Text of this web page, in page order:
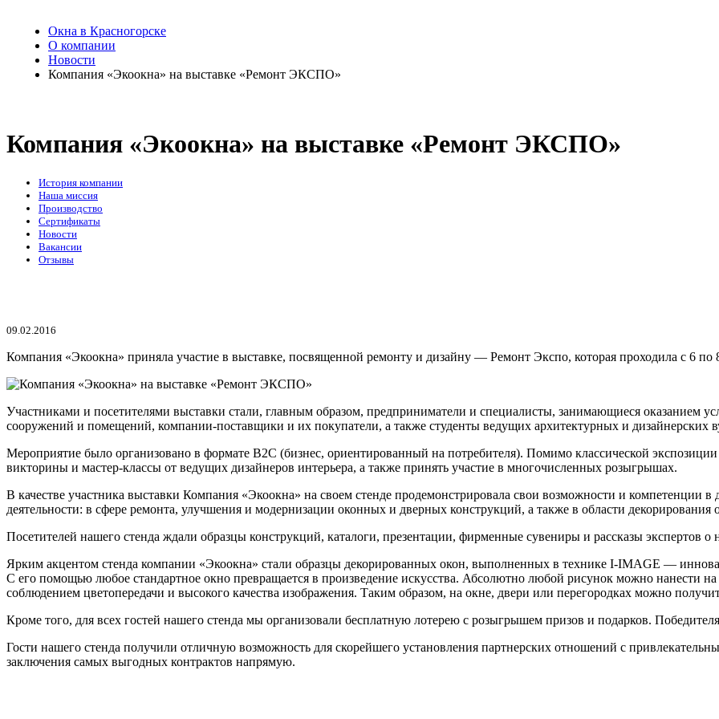
Окна в Красногорске
О компании
Новости
Компания «Экоокна» на выставке «Ремонт ЭКСПО»
Компания «Экоокна» на выставке «Ремонт ЭКСПО»
История компании
Наша миссия
Производство
Сертификаты
Новости
Вакансии
Отзывы
09.02.2016
Компания «Экоокна» приняла участие в выставке, посвященной ремонту и дизайну — Ремонт Экспо, которая проходила с 6
Участниками и посетителями выставки стали, главным образом, предприниматели и специалисты, занимающиеся оказанием
сооружений и помещений, компании-поставщики и их покупатели, а также студенты ведущих архитектурных и дизайнерских
Мероприятие было организовано в формате B2C (бизнес, ориентированный на потребителя). Помимо классической
викторины и мастер-классы от ведущих дизайнеров интерьера, а также принять участие в многочисленных розыгрышах.
В качестве участника выставки Компания «Экоокна» на своем стенде продемонстрировала свои возможности и компетенции
деятельности: в сфере ремонта, улучшения и модернизации оконных и дверных конструкций, а также в области декорирования
Посетителей нашего стенда ждали образцы конструкций, каталоги, презентации, фирменные сувениры и рассказы экспертов о
Ярким акцентом стенда компании «Экоокна» стали образцы декорированных окон, выполненных в технике I-IMAGE —
С его помощью любое стандартное окно превращается в произведение искусства. Абсолютно любой рисунок можно нанести
соблюдением цветопередачи и высокого качества изображения. Таким образом, на окне, двери или перегородках можно
Кроме того, для всех гостей нашего стенда мы организовали бесплатную лотерею с розыгрышем призов и подарков.
Гости нашего стенда получили отличную возможность для скорейшего установления партнерских отношений с
заключения самых выгодных контрактов напрямую.